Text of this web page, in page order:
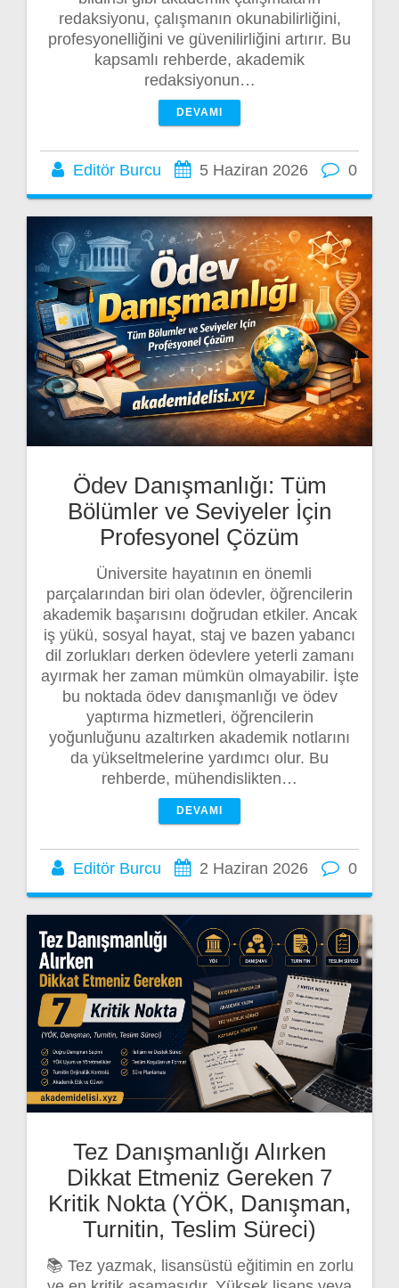
redaksiyonu, çalışmanın okunabilirliğini,
profesyonelliğini ve güvenilirliğini artırır. Bu
kapsamlı rehberde, akademik
redaksiyonun…
DEVAMI
Editör Burcu 5 Haziran 2026 0
Ödev Danışmanlığı: Tüm
Bölümler ve Seviyeler İçin
Profesyonel Çözüm
Üniversite hayatının en önemli
parçalarından biri olan ödevler, öğrencilerin
akademik başarısını doğrudan etkiler. Ancak
iş yükü, sosyal hayat, staj ve bazen yabancı
dil zorlukları derken ödevlere yeterli zamanı
ayırmak her zaman mümkün olmayabilir. İşte
bu noktada ödev danışmanlığı ve ödev
yaptırma hizmetleri, öğrencilerin
yoğunluğunu azaltırken akademik notlarını
da yükseltmelerine yardımcı olur. Bu
rehberde, mühendislikten…
DEVAMI
Editör Burcu 2 Haziran 2026 0
Tez Danışmanlığı Alırken
Dikkat Etmeniz Gereken 7
Kritik Nokta (YÖK, Danışman,
Turnitin, Teslim Süreci)
📚 Tez yazmak, lisansüstü eğitimin en zorlu